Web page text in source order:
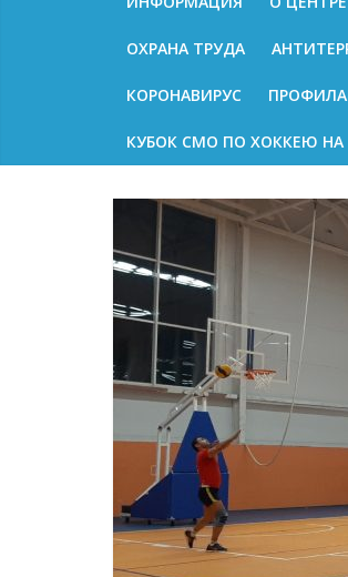
ОХРАНА ТРУДА
КОРОНАВИРУС
КУБОК СМО ПО ХОККЕЮ НА